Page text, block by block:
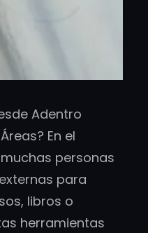
Adentro
En el
personas
para
libros o
herramientas